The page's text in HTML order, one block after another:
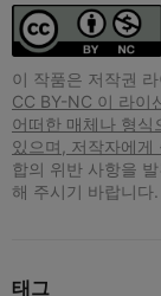
이 작품은 저작권
CC BY-NC 이 라이
어떠한 매체나 형식
있으며, 저작자에게
합의 위반 사항을
해 주시기 바랍니다.
태그